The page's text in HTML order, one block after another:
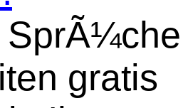
SprÃ¼che
gratis